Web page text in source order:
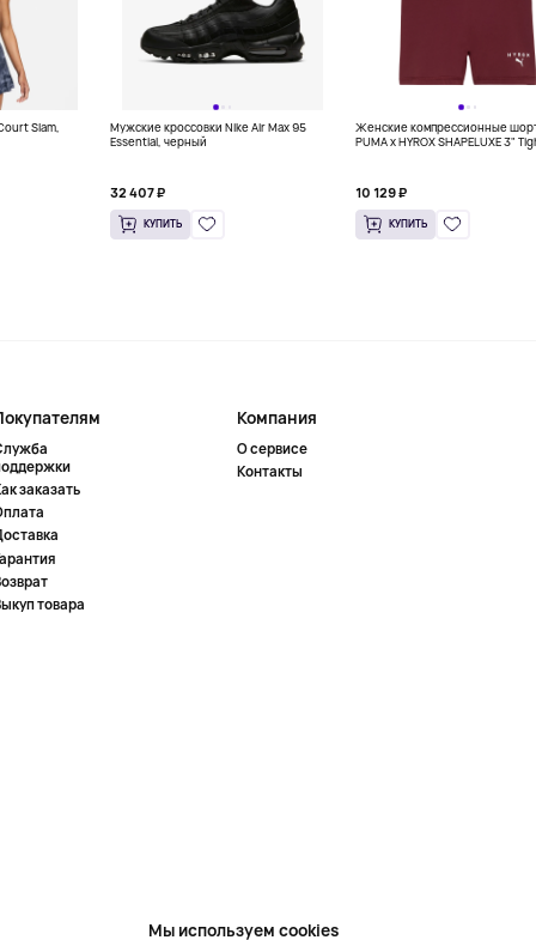
Slam,
Мужские кроссовки Nike Air Max 95
Essential, черный
32 407 ₽
КУПИТЬ
Женские компрессионные
PUMA x HYROX SHAPELUXE 3"
10 129 ₽
КУПИТЬ
заказать
товара
Компания
О сервисе
Контакты
Мы используем cookies